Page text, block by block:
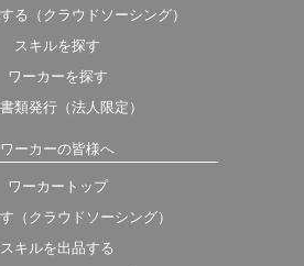
る（クラウドソーシング）
スキルを探す
ワーカーを探す
類発行（法人限定）
ワーカーの皆様へ
ワーカートップ
（クラウドソーシング）
スキルを出品する